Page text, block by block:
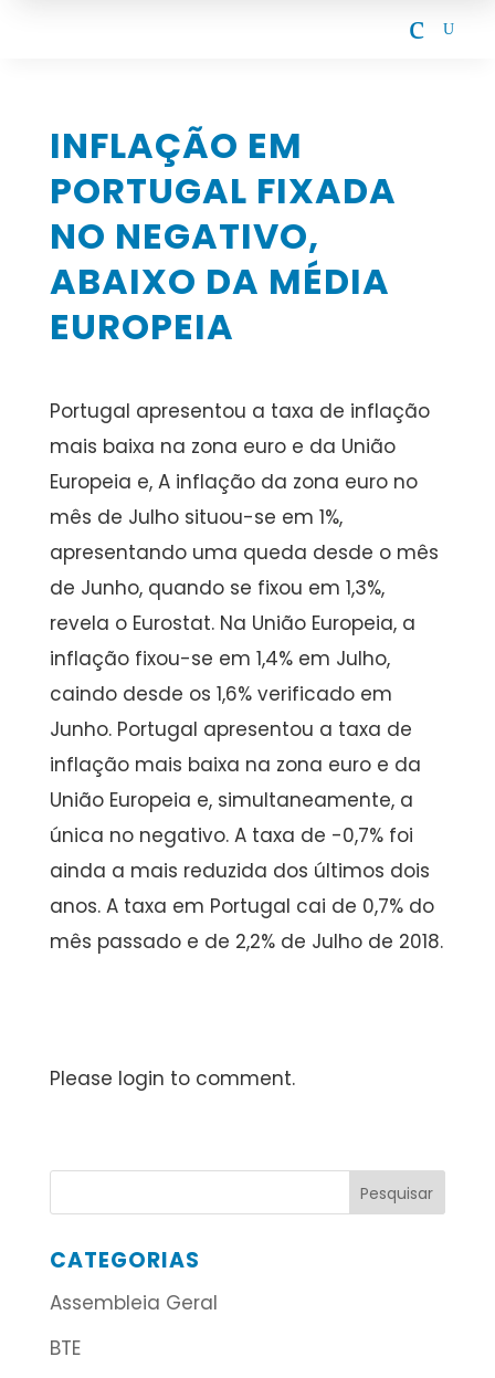
c U
INFLAÇÃO EM
PORTUGAL FIXADA
NO NEGATIVO,
ABAIXO DA MÉDIA
EUROPEIA
Portugal apresentou a taxa de inflação
mais baixa na zona euro e da União
Europeia e, A inflação da zona euro no
mês de Julho situou-se em 1%,
apresentando uma queda desde o mês
de Junho, quando se fixou em 1,3%,
revela o Eurostat. Na União Europeia, a
inflação fixou-se em 1,4% em Julho,
caindo desde os 1,6% verificado em
Junho. Portugal apresentou a taxa de
inflação mais baixa na zona euro e da
União Europeia e, simultaneamente, a
única no negativo. A taxa de -0,7% foi
ainda a mais reduzida dos últimos dois
anos. A taxa em Portugal cai de 0,7% do
mês passado e de 2,2% de Julho de 2018.
Please login to comment.
CATEGORIAS
Assembleia Geral
BTE